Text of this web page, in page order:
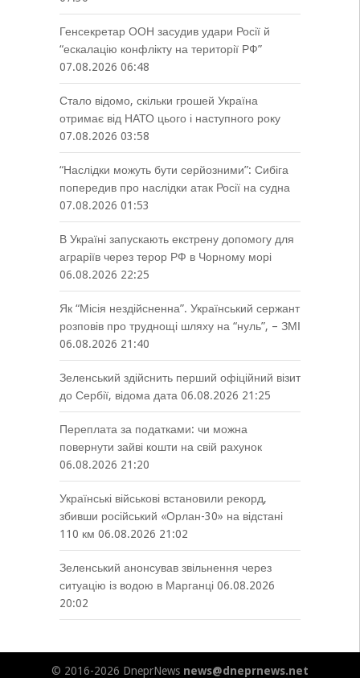
Генсекретар ООН засудив удари Росії й
“ескалацію конфлікту на території РФ”
07.08.2026 06:48
Стало відомо, скільки грошей Україна
отримає від НАТО цього і наступного року
07.08.2026 03:58
“Наслідки можуть бути серйозними”: Сибіга
попередив про наслідки атак Росії на судна
07.08.2026 01:53
В Україні запускають екстрену допомогу для
аграріїв через терор РФ в Чорному морі
06.08.2026 22:25
Як “Місія нездійсненна”. Український сержант
розповів про труднощі шляху на “нуль”, – ЗМІ
06.08.2026 21:40
Зеленський здійснить перший офіційний візит
до Сербії, відома дата 06.08.2026 21:25
Переплата за податками: чи можна
повернути зайві кошти на свій рахунок
06.08.2026 21:20
Українські військові встановили рекорд,
збивши російський «Орлан-30» на відстані
110 км 06.08.2026 21:02
Зеленський анонсував звільнення через
ситуацію із водою в Марганці 06.08.2026
20:02
© 2016-2026 DneprNews news@dneprnews.net